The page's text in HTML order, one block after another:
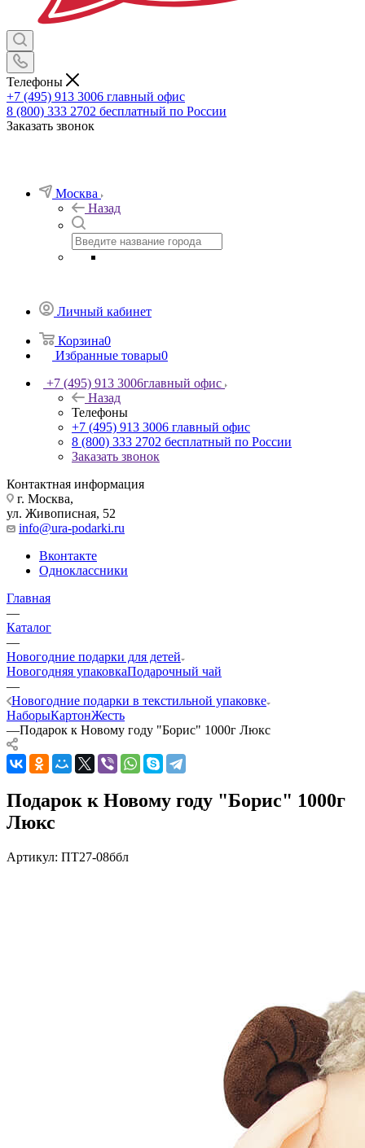
Телефоны
+7 (495) 913 3006 главный офис
8 (800) 333 2702 бесплатный по России
Заказать звонок
Москва
Назад
Личный кабинет
Корзина0
Избранные товары0
+7 (495) 913 3006главный офис
Назад
Телефоны
+7 (495) 913 3006 главный офис
8 (800) 333 2702 бесплатный по России
Заказать звонок
Контактная информация
г. Москва,
ул. Живописная, 52
info@ura-podarki.ru
Вконтакте
Одноклассники
Главная
—
Каталог
—
Новогодние подарки для детей
Новогодняя упаковкаПодарочный чай
—
Новогодние подарки в текстильной упаковке
НаборыКартонЖесть
—Подарок к Новому году "Борис" 1000г Люкс
Подарок к Новому году "Борис" 1000г
Люкс
Артикул: ПТ27-08ббл